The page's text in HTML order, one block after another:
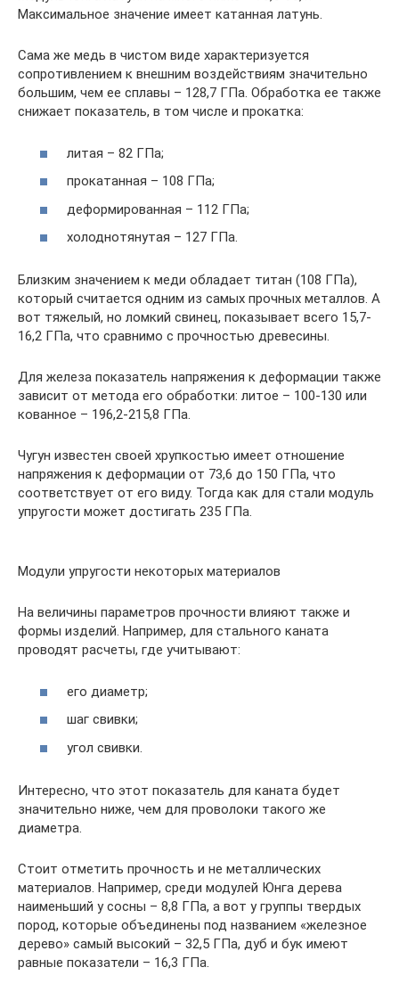
Максимальное значение имеет катанная латунь.
Сама же медь в чистом виде характеризуется
сопротивлением к внешним воздействиям значительно
большим, чем ее сплавы – 128,7 ГПа. Обработка ее также
снижает показатель, в том числе и прокатка:
литая – 82 ГПа;
прокатанная – 108 ГПа;
деформированная – 112 ГПа;
холоднотянутая – 127 ГПа.
Близким значением к меди обладает титан (108 ГПа),
который считается одним из самых прочных металлов. А
вот тяжелый, но ломкий свинец, показывает всего 15,7-
16,2 ГПа, что сравнимо с прочностью древесины.
Для железа показатель напряжения к деформации также
зависит от метода его обработки: литое – 100-130 или
кованное – 196,2-215,8 ГПа.
Чугун известен своей хрупкостью имеет отношение
напряжения к деформации от 73,6 до 150 ГПа, что
соответствует от его виду. Тогда как для стали модуль
упругости может достигать 235 ГПа.
Модули упругости некоторых материалов
На величины параметров прочности влияют также и
формы изделий. Например, для стального каната
проводят расчеты, где учитывают:
его диаметр;
шаг свивки;
угол свивки.
Интересно, что этот показатель для каната будет
значительно ниже, чем для проволоки такого же
диаметра.
Стоит отметить прочность и не металлических
материалов. Например, среди модулей Юнга дерева
наименьший у сосны – 8,8 ГПа, а вот у группы твердых
пород, которые объединены под названием «железное
дерево» самый высокий – 32,5 ГПа, дуб и бук имеют
равные показатели – 16,3 ГПа.